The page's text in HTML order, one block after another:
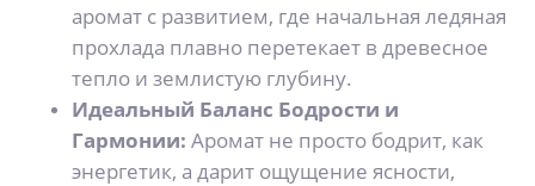
аромат с развитием, где начальная ледяная
прохлада плавно перетекает в древесное
тепло и землистую глубину.
Идеальный Баланс Бодрости и
Гармонии: Аромат не просто бодрит, как
энергетик, а дарит ощущение ясности,